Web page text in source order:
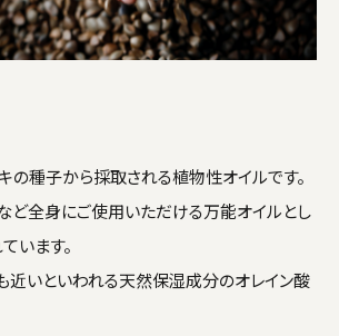
の種子から採取される植物性オイルです。
ど全身にご使用いただける万能オイルとし
います。
近いといわれる天然保湿成分のオレイン酸